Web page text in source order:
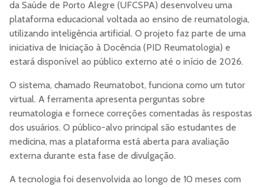
da Saúde de Porto Alegre (UFCSPA) desenvolveu uma
plataforma educacional voltada ao ensino de reumatologia,
utilizando inteligência artificial. O projeto faz parte de uma
iniciativa de Iniciação à Docência (PID Reumatologia) e
estará disponível ao público externo até o início de 2026.
O sistema, chamado Reumatobot, funciona como um tutor
virtual. A ferramenta apresenta perguntas sobre
reumatologia e fornece correções comentadas às respostas
dos usuários. O público-alvo principal são estudantes de
medicina, mas a plataforma está aberta para avaliação
externa durante esta fase de divulgação.
A tecnologia foi desenvolvida ao longo de 10 meses com